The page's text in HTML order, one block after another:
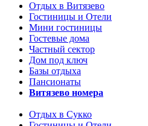
Отдых в Витязево
Гостиницы и Отели
Мини гостиницы
Гостевые дома
Частный сектор
Дом под ключ
Базы отдыха
Пансионаты
Витязево номера
Отдых в Сукко